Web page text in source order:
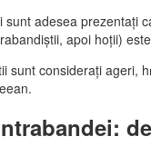
adesea prezentați
apoi hoții)
sunt considerați ageri,